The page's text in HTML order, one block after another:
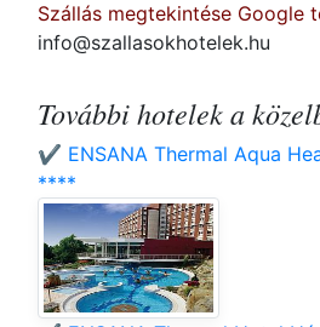
Szállás megtekintése Google
info@szallasokhotelek.hu
További hotelek a
✔️ ENSANA Thermal Aqua
****